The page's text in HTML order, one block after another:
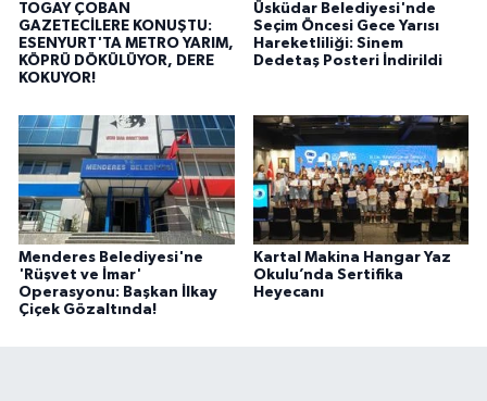
TOGAY ÇOBAN
GAZETECİLERE KONUŞTU:
ESENYURT'TA METRO YARIM,
KÖPRÜ DÖKÜLÜYOR, DERE
KOKUYOR!
Üsküdar Belediyesi'nde
Seçim Öncesi Gece Yarısı
Hareketliliği: Sinem
Dedetaş Posteri İndirildi
Menderes Belediyesi'ne
'Rüşvet ve İmar'
Operasyonu: Başkan İlkay
Çiçek Gözaltında!
Kartal Makina Hangar Yaz
Okulu’nda Sertifika
Heyecanı